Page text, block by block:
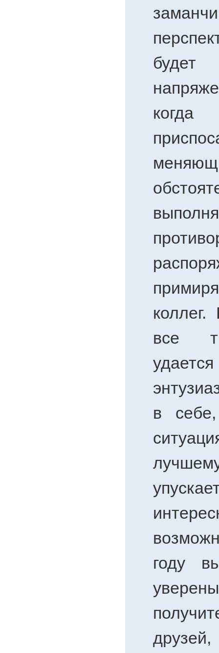
когда
все
в себе,
году